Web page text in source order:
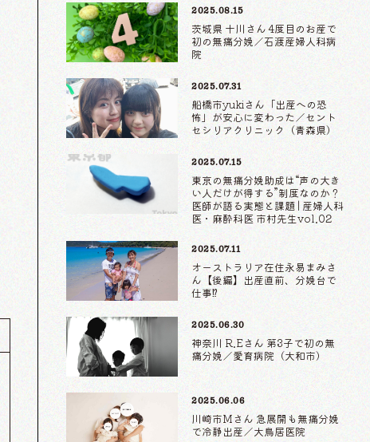
2025.08.15
茨城県 十川さん 4度目のお産で
初の無痛分娩／石渡産婦人科病
院
2025.07.31
船橋市yukiさん「出産への恐
怖」が安心に変わった／セント
セシリアクリニック（青森県）
2025.07.15
東京の無痛分娩助成は“声の大き
い人だけが得する”制度なのか？
医師が語る実態と課題 | 産婦人科
医・麻酔科医 市村先生vol.02
2025.07.11
オーストラリア在住永易まみさ
ん【後編】出産直前、分娩台で
仕事⁉
2025.06.30
神奈川 R.Eさん 第3子で初の無
痛分娩／愛育病院（大和市）
2025.06.06
川崎市Mさん 急展開も無痛分娩
で冷静出産／大鳥居医院